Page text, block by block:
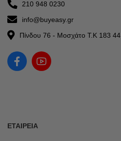
210 948 0230
info@buyeasy.gr
Πίνδου 76 - Μοσχάτο Τ.Κ 183 44
ΕΤΑΙΡΕΊΑ